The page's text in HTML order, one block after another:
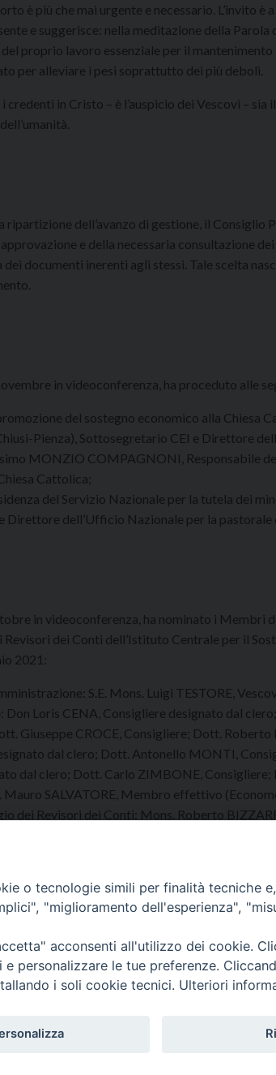
è più che mai urgente e necessario. L’invito è
e suggerisce: nella meditazione della Parola
proprio lavoro essenziale per il mantenimento
per alleviare i pesi soprattutto dei più deboli.
credenti in Cristo – è l’auspicio dei Vescovi –
ripartizione dell’avanzo di gestione, il Consiglio
e della necessaria consultazione
documenti inerenti agli stessi. Tale scelta
in videoconferenza, ha proceduto alle
del sostegno economico alla Chiesa
Pienza), Sottosegretario CEI e Direttore
MONZIO COMPAGNONI, Responsabile
Cattolica;
del Servizio Nazionale per la tutela dei
Direttore dell’Ufficio Nazionale per la pastorale
in videoconferenza, ha nominato i Membri
dei Conti dell’Istituto Centrale per il
2021:
S.E. Mons. Luigi TESTORE,
Loris CENA, Consigliere designato dal
Giuseppe CROCE, Consigliere; Dott. Roberto
dal clero; Dott. Antonello MONTI,
dal clero; Dott. Carlo ZIMBONE, Consigliere;
Mauro SALVATORE, Membro effettivo
dei Revisori dei Conti: Mons. Roberto
Membro supplente; Don Domenico
o tecnologie simili per finalità tecniche
"miglioramento dell'esperienza",
acconsenti all'utilizzo dei cookie.
personalizzare le tue preferenze.
i soli cookie tecnici. Ulteriori